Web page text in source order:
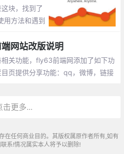
烦了就没有
块，找到了
用方法和遇到
。网站改版说明
关功能，fly63前端网添加了如下功
页提供分享功能：qq，微博，链接
击更多...
在任何商业目的。其版权属原作者所有,如有
系!情况属实本人将予以删除!